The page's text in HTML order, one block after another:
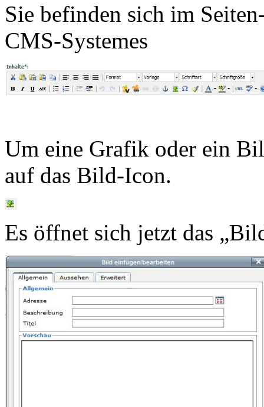
Sie befinden sich im
CMS-Systemes
Um eine Grafik oder ein
auf das Bild-Icon.
Es öffnet sich jetzt das